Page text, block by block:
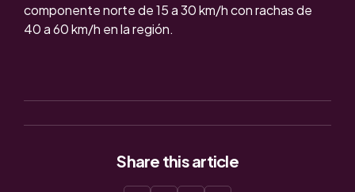
componente norte de 15 a 30 km/h con rachas de
40 a 60 km/h en la región.
Share this article